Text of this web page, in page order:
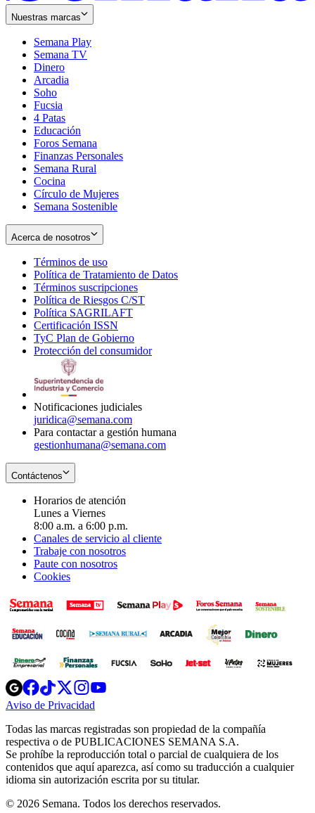
Nuestras marcas
Semana Play
Semana TV
Dinero
Arcadia
Soho
in
new
window
Fucsia
in
new
window
4 Patas
Educación
Foros Semana
Finanzas Personales
Semana Rural
Cocina
Círculo de Mujeres
Semana Sostenible
Acerca de nosotros
Términos de uso
in
new
window
Política de Tratamiento de Datos
Términos suscripciones
in
Política de Riesgos C/ST
Política SAGRILAFT
new
window
Certificación ISSN
in
new
TyC Plan de Gobierno
in
Protección del consumidorOpens
Notificaciones judiciales
juridica@semana.com
Para contactar a gestión humana
gestionhumana@semana.com
Contáctenos
Horarios de atención
Lunes a Viernes
8:00 a.m. a 6:00 p.m.
Canales de servicio al cliente
Trabaje con nosotros
Paute con nosotros
Cookies
Opens
in
new
Opens
in
new
Opens
in
new
window
Opens
new
windowwindow
Aviso de Privacidad
new
window
Todas las marcas registradas son propiedad de la compañía
respectiva o de PUBLICACIONES SEMANA S.A.
Se prohíbe la reproducción total o parcial de cualquiera de los
contenidos que aquí aparezca, así como su traducción a cualquier
idioma sin autorización escrita por su titular.
© 2026 Semana. Todos los derechos reservados.